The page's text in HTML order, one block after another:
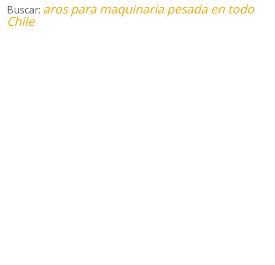
Buscar: aros para maquinaria pesada en todo
Chile